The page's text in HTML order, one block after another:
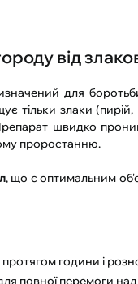
від
для
тільки злаки
швидко
проростанню.
, що є оптимальним
години і
повної перемоги